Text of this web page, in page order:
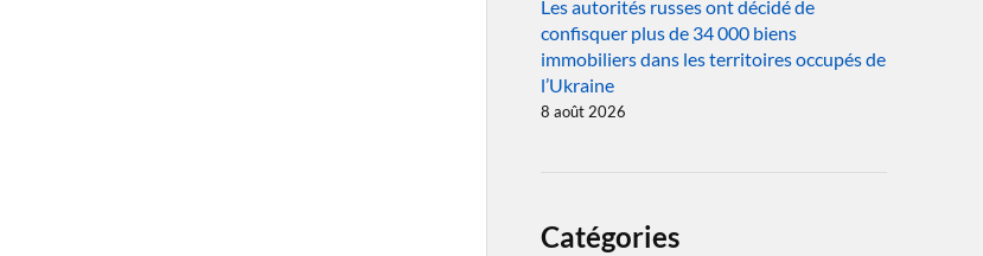
Les autorités russes ont décidé de
confisquer plus de 34 000 biens
immobiliers dans les territoires occupés de
l’Ukraine
8 août 2026
Catégories